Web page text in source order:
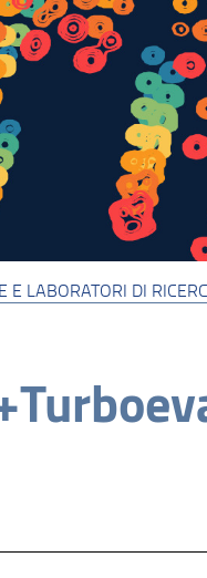
E LABORATORI DI